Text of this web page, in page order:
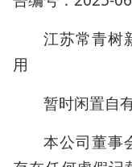
江苏常青树
用
暂时闲置自
本公司董事